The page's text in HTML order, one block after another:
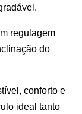
regulagem
do
conforto e
ideal tanto